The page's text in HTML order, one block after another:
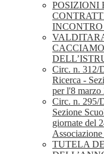
POSIZIONI
Circ. n. 312/
Ricerca -
per l'8 marzo
Circ. n. 295/
Sezione
giornate del
TUTELA